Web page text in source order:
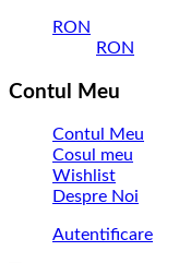
RON
RON
Contul Meu
Contul Meu
Cosul meu
Wishlist
Despre Noi
Autentificare